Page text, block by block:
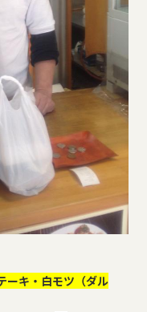
ーキ・白モツ（ダル